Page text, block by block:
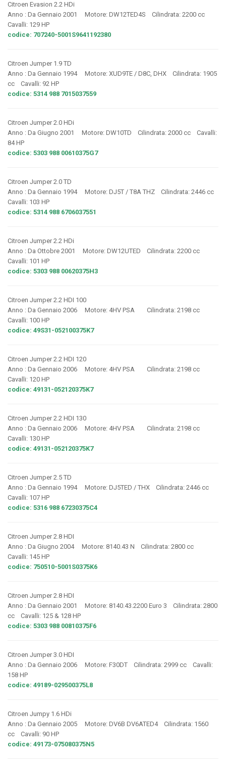
Citroen Evasion 2.2 HDi
Anno : Da Gennaio 2001 Motore: DW12TED4S Cilindrata: 2200 cc
Cavalli: 129 HP
codice: 707240-5001S9641192380
Citroen Jumper 1.9 TD
Anno : Da Gennaio 1994 Motore: XUD9TE / D8C, DHX Cilindrata: 1905
cc Cavalli: 92 HP
codice: 5314 988 7015037559
Citroen Jumper 2.0 HDi
Anno : Da Giugno 2001 Motore: DW10TD Cilindrata: 2000 cc Cavalli:
84 HP
codice: 5303 988 00610375G7
Citroen Jumper 2.0 TD
Anno : Da Gennaio 1994 Motore: DJ5T / T8A THZ Cilindrata: 2446 cc
Cavalli: 103 HP
codice: 5314 988 6706037551
Citroen Jumper 2.2 HDi
Anno : Da Ottobre 2001 Motore: DW12UTED Cilindrata: 2200 cc
Cavalli: 101 HP
codice: 5303 988 00620375H3
Citroen Jumper 2.2 HDI 100
Anno : Da Gennaio 2006 Motore: 4HV PSA Cilindrata: 2198 cc
Cavalli: 100 HP
codice: 49S31-052100375K7
Citroen Jumper 2.2 HDI 120
Anno : Da Gennaio 2006 Motore: 4HV PSA Cilindrata: 2198 cc
Cavalli: 120 HP
codice: 49131-052120375K7
Citroen Jumper 2.2 HDI 130
Anno : Da Gennaio 2006 Motore: 4HV PSA Cilindrata: 2198 cc
Cavalli: 130 HP
codice: 49131-052120375K7
Citroen Jumper 2.5 TD
Anno : Da Gennaio 1994 Motore: DJ5TED / THX Cilindrata: 2446 cc
Cavalli: 107 HP
codice: 5316 988 67230375C4
Citroen Jumper 2.8 HDI
Anno : Da Giugno 2004 Motore: 8140.43 N Cilindrata: 2800 cc
Cavalli: 145 HP
codice: 750510-5001S0375K6
Citroen Jumper 2.8 HDI
Anno : Da Gennaio 2001 Motore: 8140.43.2200 Euro 3 Cilindrata: 2800
cc Cavalli: 125 & 128 HP
codice: 5303 988 00810375F6
Citroen Jumper 3.0 HDI
Anno : Da Gennaio 2006 Motore: F30DT Cilindrata: 2999 cc Cavalli:
158 HP
codice: 49189-029500375L8
Citroen Jumpy 1.6 HDi
Anno : Da Gennaio 2005 Motore: DV6B DV6ATED4 Cilindrata: 1560
cc Cavalli: 90 HP
codice: 49173-075080375N5